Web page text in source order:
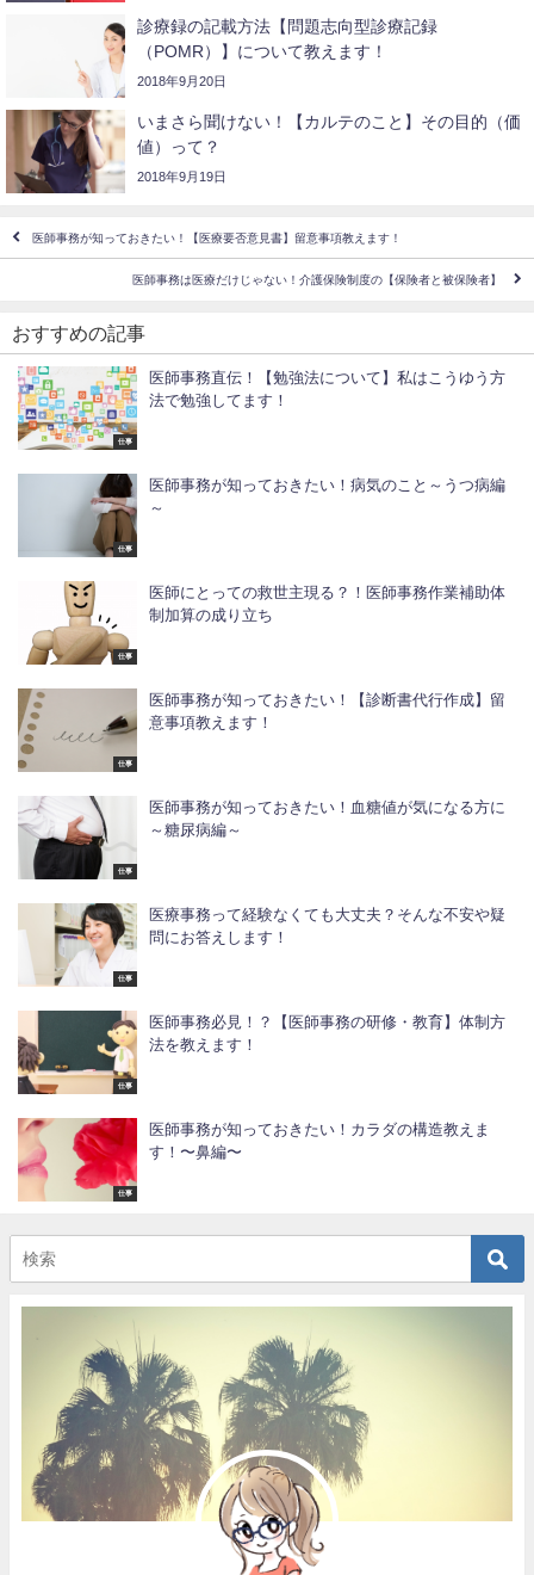
診療録の記載方法【問題志向型診療記録
（POMR）】について教えます！
2018年9月20日
いまさら聞けない！【カルテのこと】その目的（価
値）って？
2018年9月19日
医師事務が知っておきたい！【医療要否意見書】留意事項教えます！
医師事務は医療だけじゃない！介護保険制度の【保険者と被保険者】
おすすめの記事
仕事
医師事務直伝！【勉強法について】私はこうゆう方
法で勉強してます！
仕事
医師事務が知っておきたい！病気のこと～うつ病編
～
仕事
医師にとっての救世主現る？！医師事務作業補助体
制加算の成り立ち
仕事
医師事務が知っておきたい！【診断書代行作成】留
意事項教えます！
仕事
医師事務が知っておきたい！血糖値が気になる方に
～糖尿病編～
仕事
医療事務って経験なくても大丈夫？そんな不安や疑
問にお答えします！
仕事
医師事務必見！？【医師事務の研修・教育】体制方
法を教えます！
仕事
医師事務が知っておきたい！カラダの構造教えま
す！〜鼻編〜